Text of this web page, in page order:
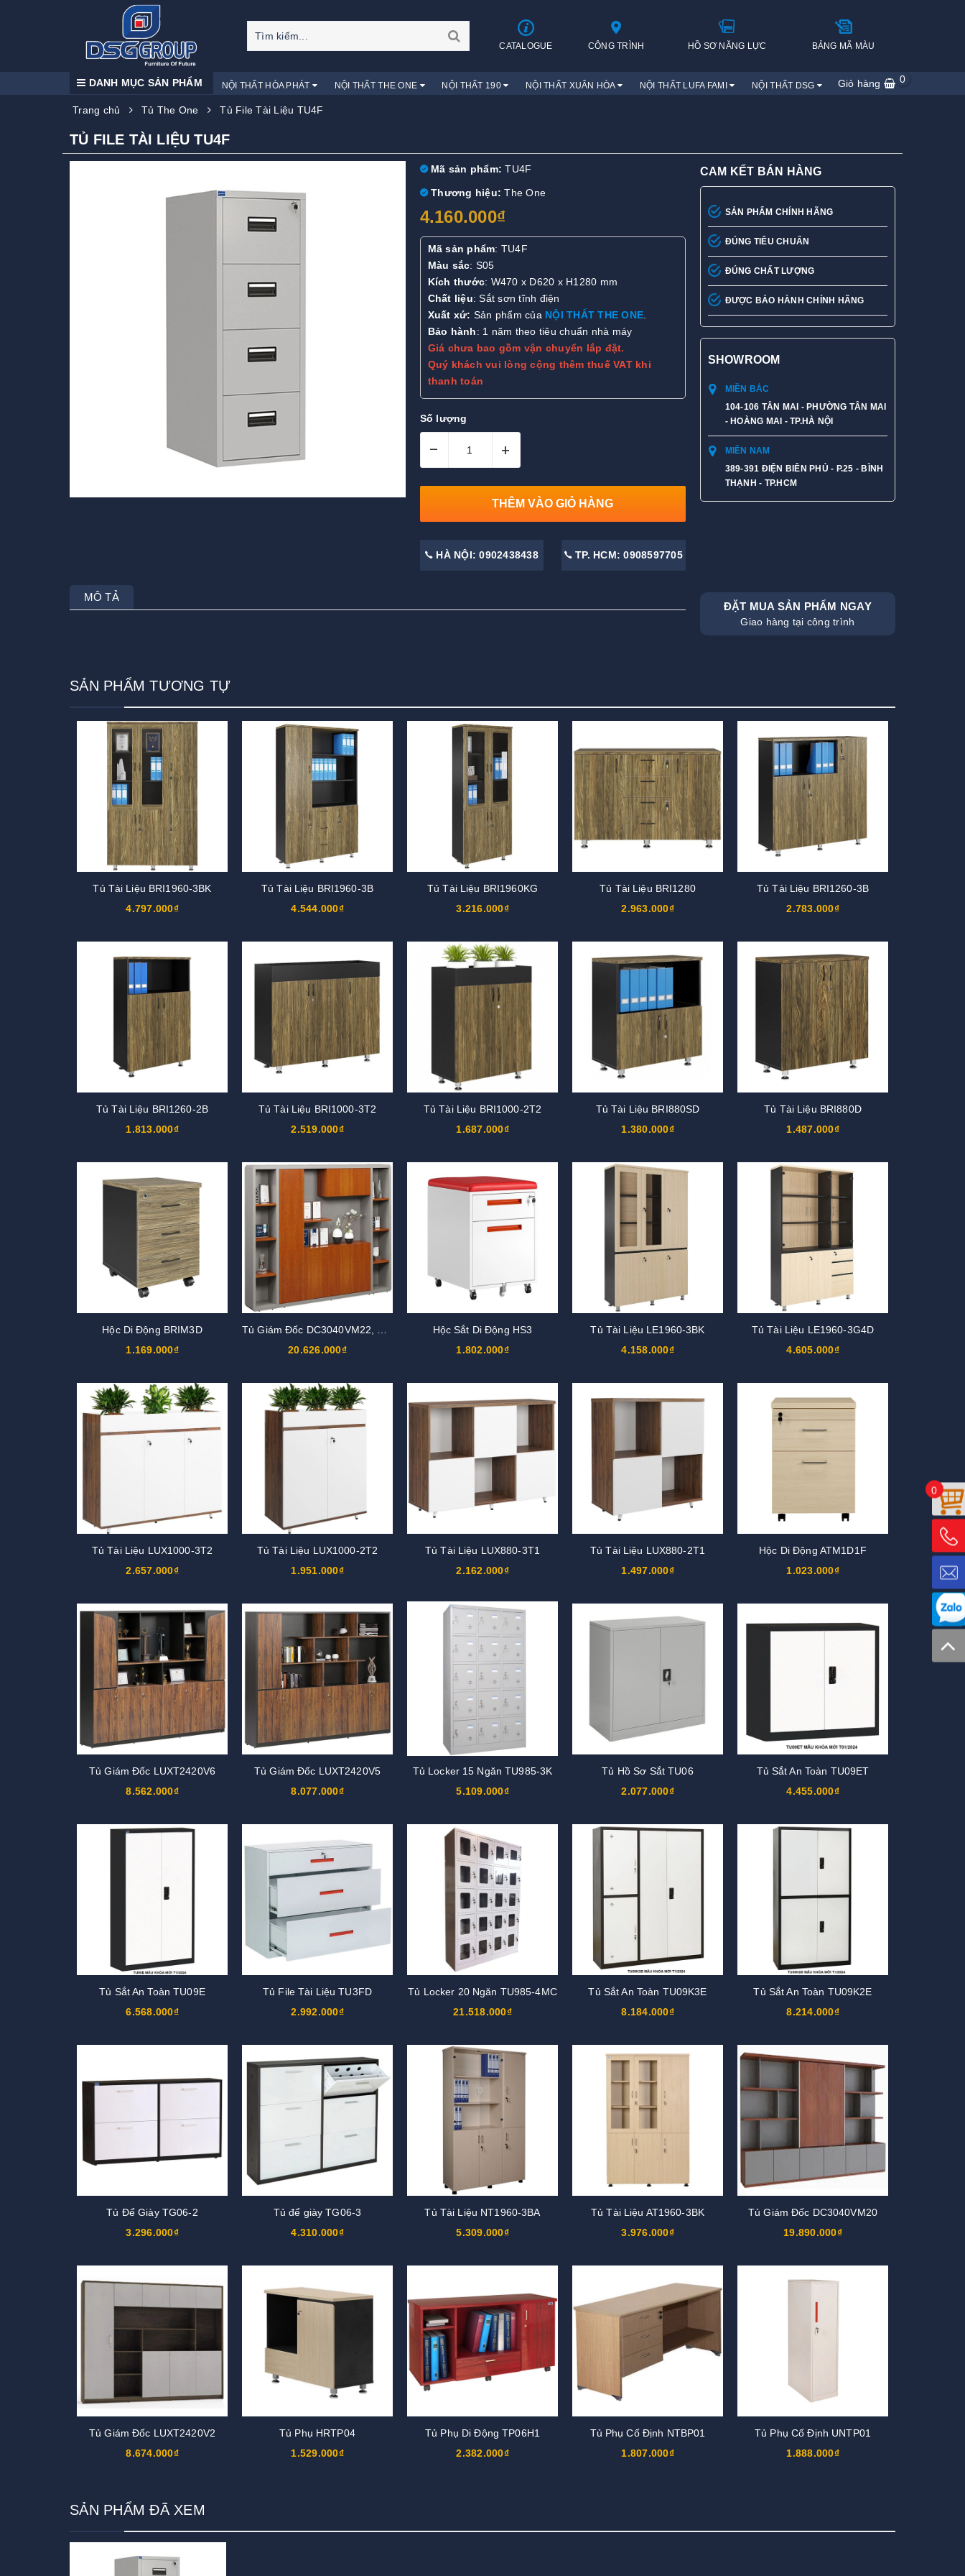
CATALOGUE CÔNG TRÌNH HỒ SƠ NĂNG LỰC BẢNG MÃ MÀU
DANH MỤC SẢN PHẨM NỘI THẤT HÒA PHÁT NỘI THẤT THE ONE NỘI THẤT 190 NỘI THẤT XUÂN HÒA NỘI THẤT LUFA FAMI NỘI THẤT DSG Giỏ hàng 0
Trang chủ Tủ The One Tủ File Tài Liệu TU4F
TỦ FILE TÀI LIỆU TU4F
Mã sản phẩm: TU4F
Thương hiệu: The One
4.160.000₫
Mã sản phẩm: TU4F
Màu sắc: S05
Kích thước: W470 x D620 x H1280 mm
Chất liệu: Sắt sơn tĩnh điện
Xuất xứ: Sản phẩm của NỘI THẤT THE ONE.
Bảo hành: 1 năm theo tiêu chuẩn nhà máy
Giá chưa bao gồm vận chuyển lắp đặt.
Quý khách vui lòng cộng thêm thuế VAT khi
thanh toán
Số lượng
– +
THÊM VÀO GIỎ HÀNG
HÀ NỘI: 0902438438 TP. HCM: 0908597705
CAM KẾT BÁN HÀNG
SẢN PHẨM CHÍNH HÃNG
ĐÚNG TIÊU CHUẨN
ĐÚNG CHẤT LƯỢNG
ĐƯỢC BẢO HÀNH CHÍNH HÃNG
SHOWROOM
MIỀN BẮC
104-106 TÂN MAI - PHƯỜNG TÂN MAI
- HOÀNG MAI - TP.HÀ NỘI
MIỀN NAM
389-391 ĐIỆN BIÊN PHỦ - P.25 - BÌNH
THẠNH - TP.HCM
MÔ TẢ
ĐẶT MUA SẢN PHẨM NGAY
Giao hàng tại công trình
SẢN PHẨM TƯƠNG TỰ
Tủ Tài Liệu BRI1960-3BK
4.797.000₫
Tủ Tài Liệu BRI1960-3B
4.544.000₫
Tủ Tài Liệu BRI1960KG
3.216.000₫
Tủ Tài Liệu BRI1280
2.963.000₫
Tủ Tài Liệu BRI1260-3B
2.783.000₫
Tủ Tài Liệu BRI1260-2B
1.813.000₫
Tủ Tài Liệu BRI1000-3T2
2.519.000₫
Tủ Tài Liệu BRI1000-2T2
1.687.000₫
Tủ Tài Liệu BRI880SD
1.380.000₫
Tủ Tài Liệu BRI880D
1.487.000₫
Hộc Di Động BRIM3D
1.169.000₫
20.626.000₫
Hộc Sắt Di Động HS3
1.802.000₫
Tủ Tài Liệu LE1960-3BK
4.158.000₫
Tủ Tài Liệu LE1960-3G4D
4.605.000₫
Tủ Tài Liệu LUX1000-3T2
2.657.000₫
Tủ Tài Liệu LUX1000-2T2
1.951.000₫
Tủ Tài Liệu LUX880-3T1
2.162.000₫
Tủ Tài Liệu LUX880-2T1
1.497.000₫
Hộc Di Động ATM1D1F
1.023.000₫
Tủ Giám Đốc LUXT2420V6
8.562.000₫
Tủ Giám Đốc LUXT2420V5
8.077.000₫
Tủ Locker 15 Ngăn TU985-3K
5.109.000₫
Tủ Hồ Sơ Sắt TU06
2.077.000₫
Tủ Sắt An Toàn TU09ET
4.455.000₫
Tủ Sắt An Toàn TU09E
6.568.000₫
Tủ File Tài Liệu TU3FD
2.992.000₫
Tủ Locker 20 Ngăn TU985-4MC
21.518.000₫
Tủ Sắt An Toàn TU09K3E
8.184.000₫
Tủ Sắt An Toàn TU09K2E
8.214.000₫
Tủ Để Giày TG06-2
3.296.000₫
Tủ để giày TG06-3
4.310.000₫
Tủ Tài Liệu NT1960-3BA
5.309.000₫
Tủ Tài Liệu AT1960-3BK
3.976.000₫
Tủ Giám Đốc DC3040VM20
19.890.000₫
Tủ Giám Đốc LUXT2420V2
8.674.000₫
Tủ Phụ HRTP04
1.529.000₫
Tủ Phụ Di Động TP06H1
2.382.000₫
Tủ Phụ Cố Định NTBP01
1.807.000₫
Tủ Phụ Cố Định UNTP01
1.888.000₫
SẢN PHẨM ĐÃ XEM
0